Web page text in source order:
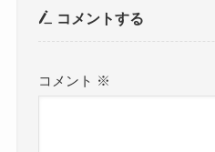
コメントする
コメント ※